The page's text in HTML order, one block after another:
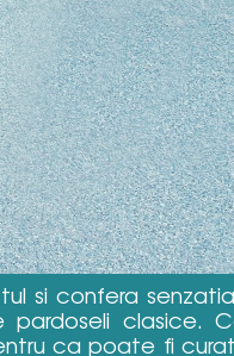
si confera
clasice.
ca poate fi